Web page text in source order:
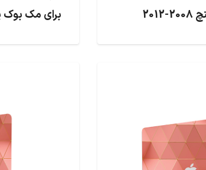
برای مک بوک پرو 15 اینچ